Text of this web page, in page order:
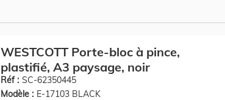
WESTCOTT Porte-bloc à pince,
plastifié, A3 paysage, noir
Réf : SC-62350445
Modèle : E-17103 BLACK